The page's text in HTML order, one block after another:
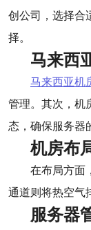
创公司，选择合
择。
马来西
马来西亚机
管理。其次，机
态，确保服务器
机房布
在布局方面
通道则将热空气
服务器